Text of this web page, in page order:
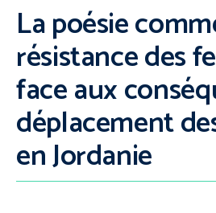
La poésie
résistance des
face aux
déplacement
en Jordanie